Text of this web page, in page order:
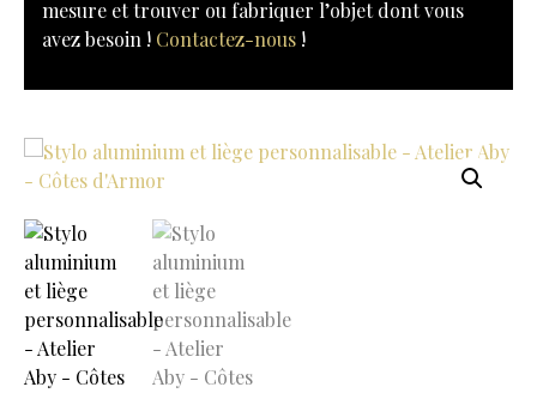
mesure et trouver ou fabriquer l’objet dont vous
avez besoin ! Contactez-nous !